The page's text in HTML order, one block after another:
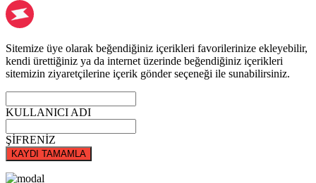
Sitemize üye olarak beğendiğiniz içerikleri favorilerinize ekleyebilir,
kendi ürettiğiniz ya da internet üzerinde beğendiğiniz içerikleri
sitemizin ziyaretçilerine içerik gönder seçeneği ile sunabilirsiniz.
KULLANICI ADI
ŞİFRENİZ
KAYDI TAMAMLA